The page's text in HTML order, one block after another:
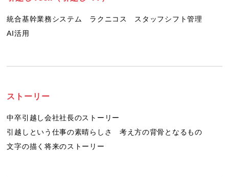
統合基幹業務システム ラクニコス
スタッフシフト管理
AI活用
ストーリー
中卒引越し会社社長のストーリー
引越しという仕事の素晴らしさ
考え方の背骨となるもの
文字の描く将来のストーリー